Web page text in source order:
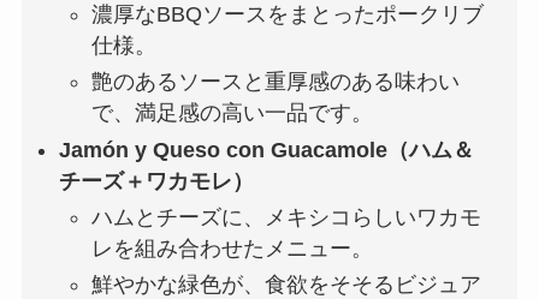
濃厚なBBQソースをまとったポークリブ
仕様。
艶のあるソースと重厚感のある味わい
で、満足感の高い一品です。
Jamón y Queso con Guacamole（ハム＆
チーズ＋ワカモレ）
ハムとチーズに、メキシコらしいワカモ
レを組み合わせたメニュー。
鮮やかな緑色が、食欲をそそるビジュア